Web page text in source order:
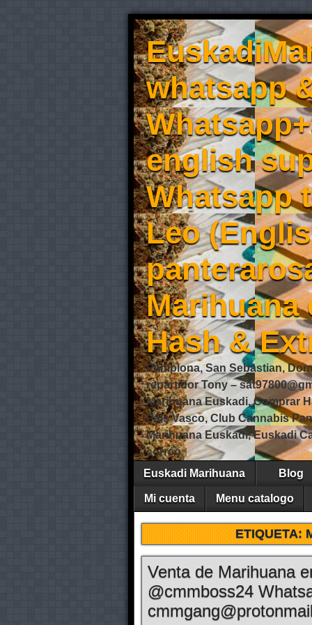
whatsapp
english
Whatsapp
Leo
Marihuana
Hash &
Pamplona, San Sebastian,
repartidor Tony –
Marihuana Euskadi, Comprar
Pais Vasco, Club Cannabis
Marihuana Euskadi, Euskadi
correo
Euskadi Marihuana
Blog
Mi cuenta Menu catalogo
ETIQUETA:
Venta de Marihuana
@cmmboss24